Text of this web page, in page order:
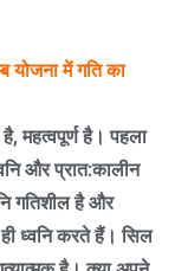
योजना में गति का
है,महत्वपूर्ण है। पहला
और प्रात:कालीन
गतिशील है और
ध्वनि करते हैं। सिल